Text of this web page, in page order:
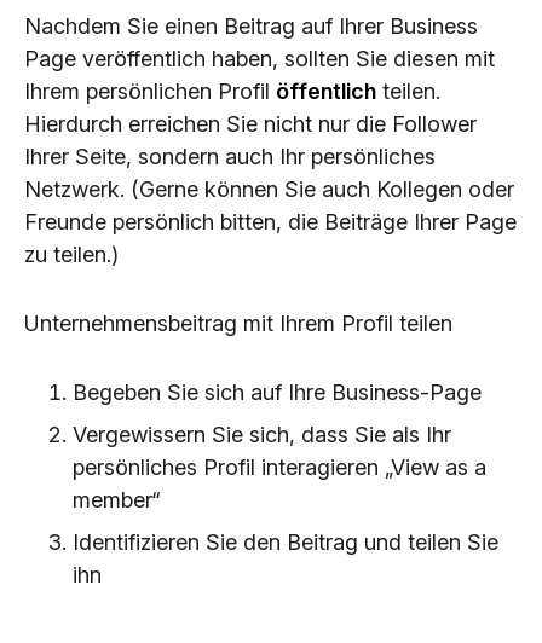
Nachdem Sie einen Beitrag auf Ihrer Business
Page veröffentlich haben, sollten Sie diesen mit
Ihrem persönlichen Profil öffentlich teilen.
Hierdurch erreichen Sie nicht nur die Follower
Ihrer Seite, sondern auch Ihr persönliches
Netzwerk. (Gerne können Sie auch Kollegen oder
Freunde persönlich bitten, die Beiträge Ihrer Page
zu teilen.)
Unternehmensbeitrag mit Ihrem Profil teilen
Begeben Sie sich auf Ihre Business-Page
Vergewissern Sie sich, dass Sie als Ihr
persönliches Profil interagieren „View as a
member“
Identifizieren Sie den Beitrag und teilen Sie
ihn